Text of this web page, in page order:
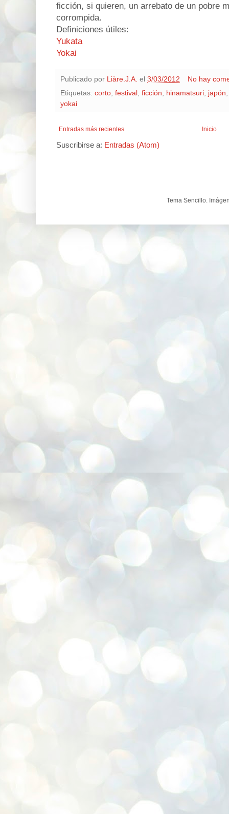
ficción, si quieren, un arrebato de un pobre
corrompida.
Definiciones útiles:
Yukata
Yokai
Publicado por Liàre.J.A. el 3/03/2012
No hay
Etiquetas: corto festival ficción hinamatsuri japón
yokai
Entradas más recientes Inicio
Suscribirse a: Entradas (Atom)
Tema Sencillo.